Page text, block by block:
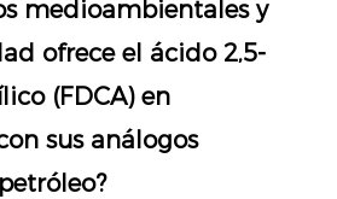
medioambientales y
ofrece el ácido 2,5-
(FDCA) en
sus análogos